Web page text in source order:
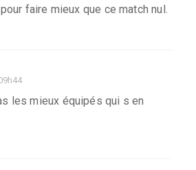
faire mieux que ce match nul.
les mieux équipés qui s en